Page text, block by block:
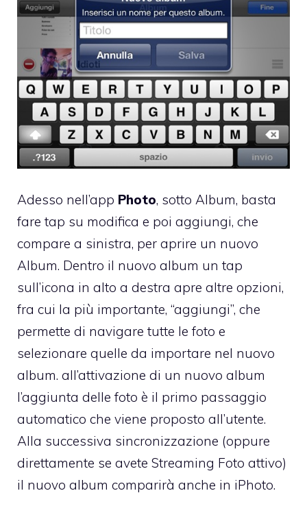
Adesso nell’app Photo, sotto Album, basta
fare tap su modifica e poi aggiungi, che
compare a sinistra, per aprire un nuovo
Album. Dentro il nuovo album un tap
sull’icona in alto a destra apre altre opzioni,
fra cui la più importante, “aggiungi”, che
permette di navigare tutte le foto e
selezionare quelle da importare nel nuovo
album. all’attivazione di un nuovo album
l’aggiunta delle foto è il primo passaggio
automatico che viene proposto all’utente.
Alla successiva sincronizzazione (oppure
direttamente se avete Streaming Foto attivo)
il nuovo album comparirà anche in iPhoto.